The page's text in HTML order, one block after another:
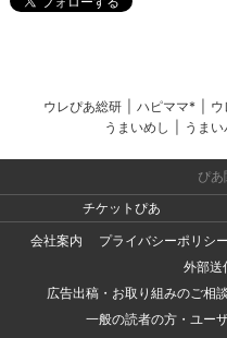
ウレぴあ総研 ハピママ*
うまいめし
うまい
ぴあ
チケットぴあ
会社案内
プライバシーポリシー
外部送
広告出稿・お取り組みのご相
一般の読者の方・ユー